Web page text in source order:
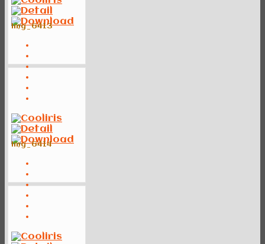
img_6413
img_6414